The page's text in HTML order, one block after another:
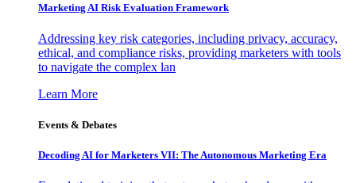
Marketing AI Risk Evaluation Framework
Addressing key risk categories, including privacy, accuracy,
ethical, and compliance risks, providing marketers with tools
to navigate the complex lan
Learn More
Events & Debates
Decoding AI for Marketers VII: The Autonomous Marketing Era